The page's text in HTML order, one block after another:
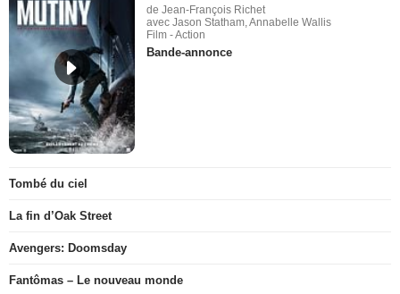
de Jean-François Richet
avec Jason Statham, Annabelle Wallis
Film - Action
Bande-annonce
Tombé du ciel
La fin d’Oak Street
Avengers: Doomsday
Fantômas – Le nouveau monde